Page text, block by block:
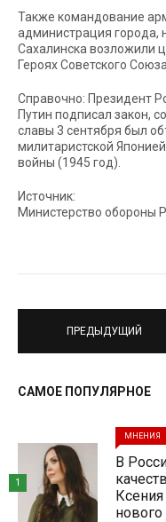
Также командование
администрация
Сахалинска возложили
Героях Советского Союза.
Справочно: Президент
Путин подписал закон,
славы 3 сентября был
милитаристской
войны (1945 год).
Источник:
Министерство обороны
ПРЕДЫДУЩИЙ
САМОЕ ПОПУЛЯРНОЕ
МНЕНИЯ
В
1